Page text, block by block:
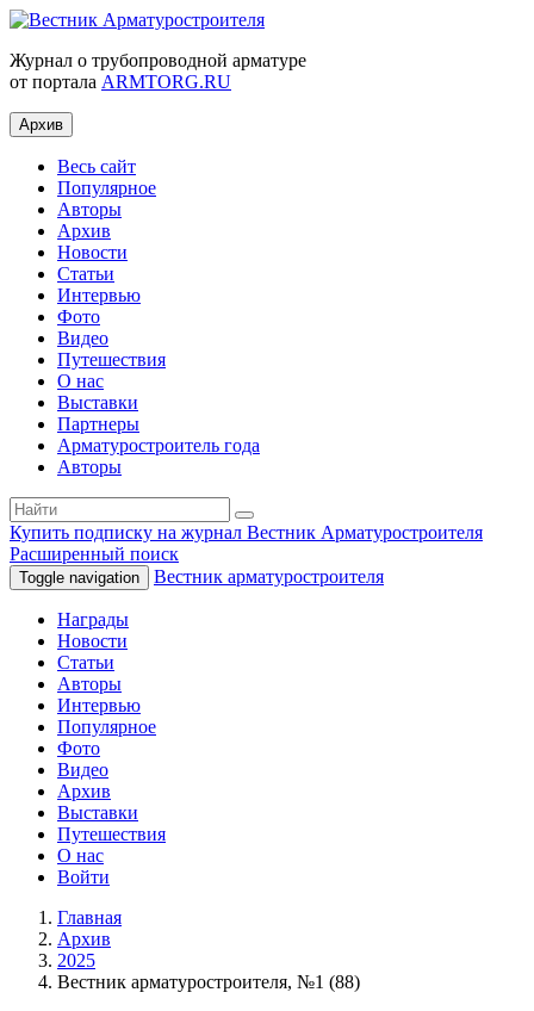
Журнал о трубопроводной арматуре
от портала ARMTORG.RU
Архив
Весь сайт
Популярное
Авторы
Архив
Новости
Статьи
Интервью
Фото
Видео
Путешествия
О нас
Выставки
Партнеры
Арматуростроитель года
Авторы
Купить подписку на журнал Вестник Арматуростроителя
Расширенный поиск
Toggle navigation Вестник арматуростроителя
Награды
Новости
Статьи
Авторы
Интервью
Популярное
Фото
Видео
Архив
Выставки
Путешествия
О нас
Войти
Главная
Архив
2025
Вестник арматуростроителя, №1 (88)